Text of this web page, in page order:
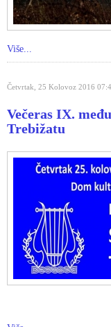
Više...
Četvrtak, 25 Kolovoz 2016
Večeras IX.
Trebižatu